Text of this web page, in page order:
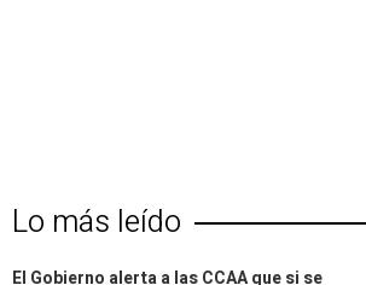
Lo más leído
El Gobierno alerta a las CCAA que si se